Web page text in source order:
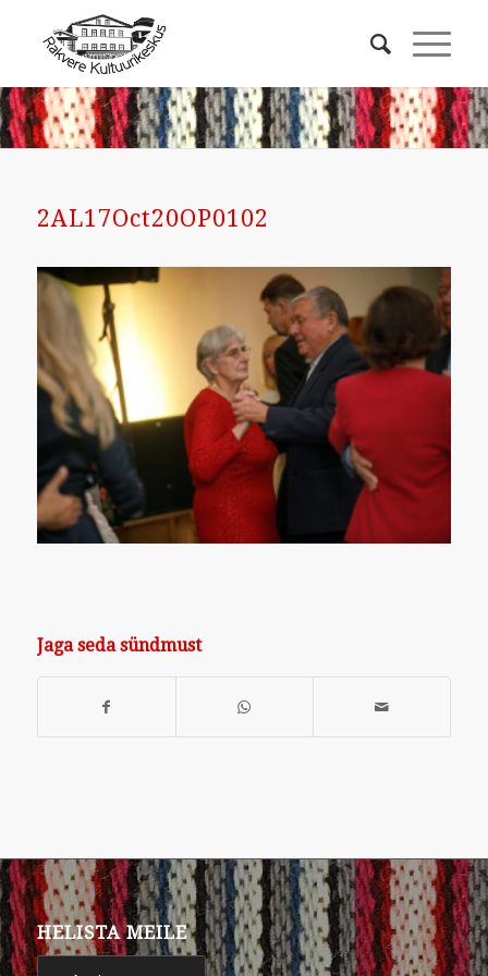
2AL17Oct20OP0102
Jaga seda sündmust
HELISTA MEILE